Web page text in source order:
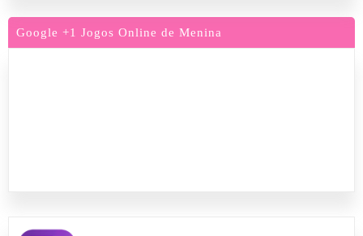
Google +1 Jogos Online de Menina